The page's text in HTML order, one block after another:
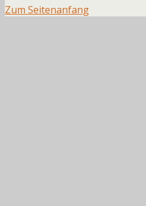
Zum Seitenanfang